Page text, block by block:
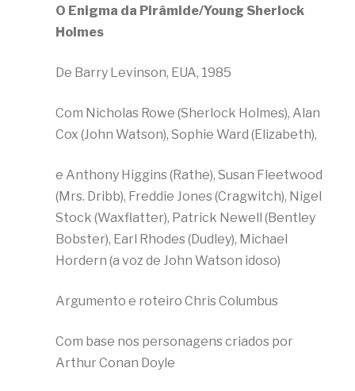
O Enigma da Pirâmide/Young Sherlock
Holmes
De Barry Levinson, EUA, 1985
Com Nicholas Rowe (Sherlock Holmes), Alan
Cox (John Watson), Sophie Ward (Elizabeth),
e Anthony Higgins (Rathe), Susan Fleetwood
(Mrs. Dribb), Freddie Jones (Cragwitch), Nigel
Stock (Waxflatter), Patrick Newell (Bentley
Bobster), Earl Rhodes (Dudley), Michael
Hordern (a voz de John Watson idoso)
Argumento e roteiro Chris Columbus
Com base nos personagens criados por
Arthur Conan Doyle